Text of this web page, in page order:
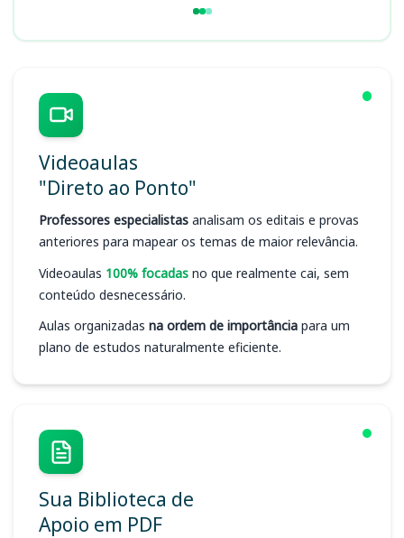
Videoaulas
"Direto ao Ponto"
Professores especialistas analisam os editais e provas
anteriores para mapear os temas de maior relevância.
Videoaulas 100% focadas no que realmente cai, sem
conteúdo desnecessário.
Aulas organizadas na ordem de importância para um
plano de estudos naturalmente eficiente.
Sua Biblioteca de
Apoio em PDF